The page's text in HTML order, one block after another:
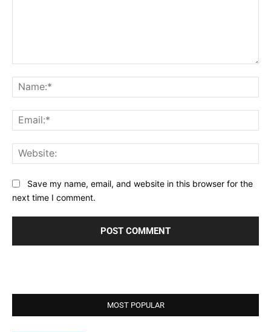
Save my name, email, and website in this browser for the
next time I comment.
MOST POPULAR